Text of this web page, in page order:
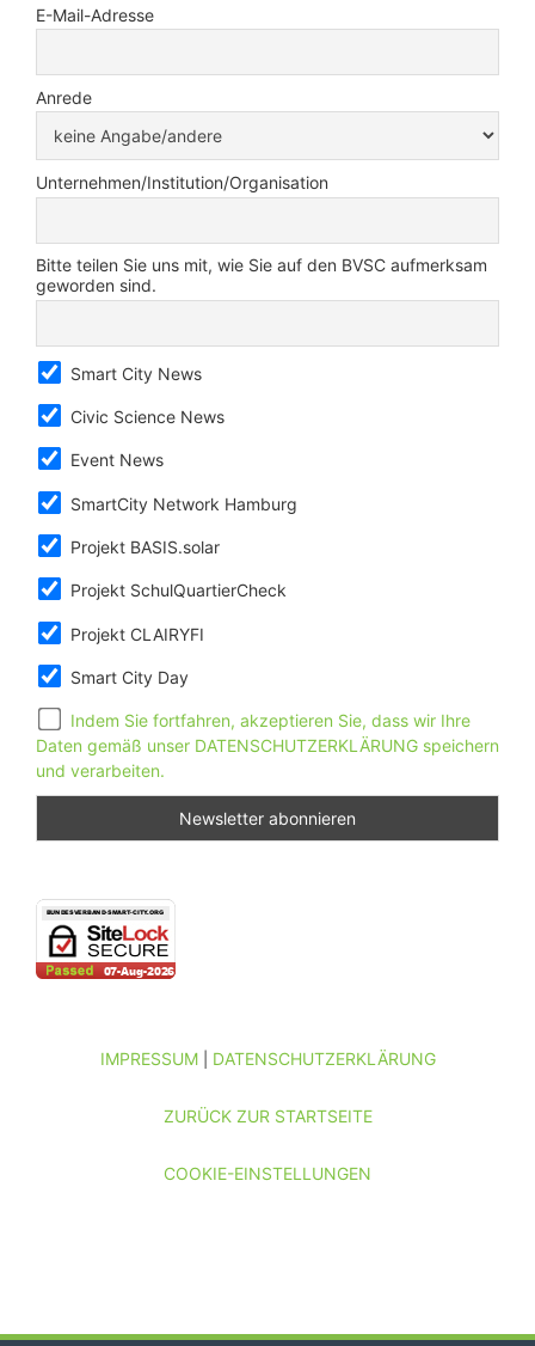
E-Mail-Adresse
Anrede
Unternehmen/Institution/Organisation
Bitte teilen Sie uns mit, wie Sie auf den BVSC aufmerksam
geworden sind.
Smart City News
Civic Science News
Event News
SmartCity Network Hamburg
Projekt BASIS.solar
Projekt SchulQuartierCheck
Projekt CLAIRYFI
Smart City Day
Indem Sie fortfahren, akzeptieren Sie, dass wir Ihre
Daten gemäß unser DATENSCHUTZERKLÄRUNG speichern
und verarbeiten.
IMPRESSUM| DATENSCHUTZERKLÄRUNG
ZURÜCK ZUR STARTSEITE
COOKIE-EINSTELLUNGEN